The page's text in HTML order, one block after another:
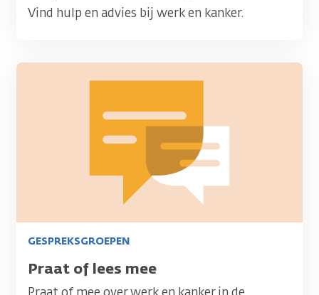
Vind hulp en advies bij werk en kanker.
Afbeelding
GESPREKSGROEPEN
Titel
Praat of lees mee